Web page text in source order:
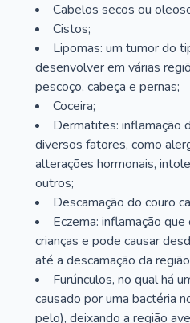
Cabelos secos ou
Cistos;
Lipomas: um tumor do
desenvolver em várias
pescoço, cabeça e pernas;
Coceira;
Dermatites: inflamação
diversos fatores, como
alterações hormonais,
outros;
Descamação do couro
Eczema: inflamação
crianças e pode causar
até a descamação da
Furúnculos, no qual há
causado por uma bactéria
pelo), deixando a região